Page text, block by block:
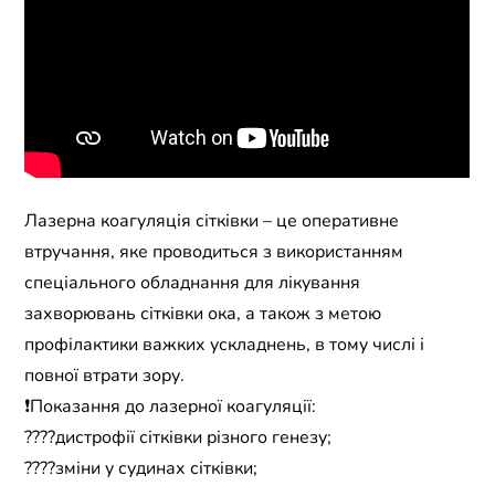
Лазерна коагуляція сітківки – це оперативне
втручання, яке проводиться з використанням
спеціального обладнання для лікування
захворювань сітківки ока, а також з метою
профілактики важких ускладнень, в тому числі і
повної втрати зору.
❗️Показання до лазерної коагуляції:
????дистрофії сітківки різного генезу;
????зміни у судинах сітківки;